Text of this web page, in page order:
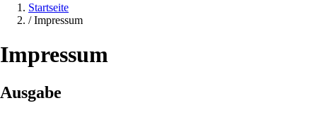
Startseite
/ Impressum
Impressum
Ausgabe